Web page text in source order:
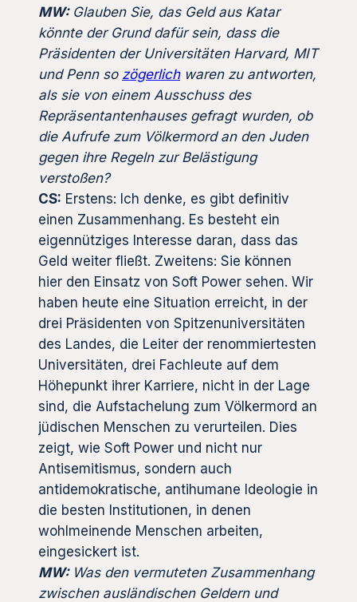
MW: Glauben Sie, das Geld aus Katar
könnte der Grund dafür sein, dass die
Präsidenten der Universitäten Harvard, MIT
und Penn so zögerlichwaren zu antworten,
als sie von einem Ausschuss des
Repräsentantenhauses gefragt wurden, ob
die Aufrufe zum Völkermord an den Juden
gegen ihre Regeln zur Belästigung
verstoßen?
CS: Erstens: Ich denke, es gibt definitiv
einen Zusammenhang. Es besteht ein
eigennütziges Interesse daran, dass das
Geld weiter fließt. Zweitens: Sie können
hier den Einsatz von Soft Power sehen. Wir
haben heute eine Situation erreicht, in der
drei Präsidenten von Spitzenuniversitäten
des Landes, die Leiter der renommiertesten
Universitäten, drei Fachleute auf dem
Höhepunkt ihrer Karriere, nicht in der Lage
sind, die Aufstachelung zum Völkermord an
jüdischen Menschen zu verurteilen. Dies
zeigt, wie Soft Power und nicht nur
Antisemitismus, sondern auch
antidemokratische, antihumane Ideologie in
die besten Institutionen, in denen
wohlmeinende Menschen arbeiten,
eingesickert ist.
MW: Was den vermuteten Zusammenhang
zwischen ausländischen Geldern und